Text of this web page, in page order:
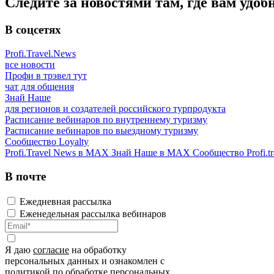
В соцсетях
Profi.Travel.News
все новости
Профи в трэвел тут
чат для общения
Знай Наше
для регионов и создателей российского турпродукта
Расписание вебинаров по внутреннему туризму
Расписание вебинаров по выездному туризму
Сообщество Loyalty
Profi.Travel News в MAX Знай Наше в MAX Сообщество
В почте
Ежедневная рассылка
Еженедельная рассылка вебинаров
Я даю согласие на обработку
персональных данных и ознакомлен с
политикой по обработке персональных